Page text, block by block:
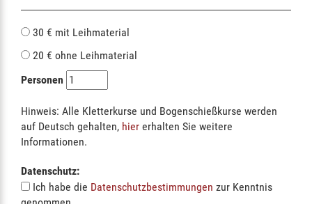
30 € mit Leihmaterial
20 € ohne Leihmaterial
Personen
Hinweis: Alle Kletterkurse und Bogenschießkurse werden
auf Deutsch gehalten, hier erhalten Sie weitere
Informationen.
Datenschutz:
Ich habe die Datenschutzbestimmungen zur Kenntnis